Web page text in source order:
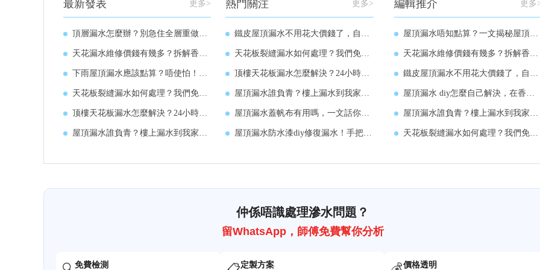
最新發表 更多>
頂層漏水怎麼辦？別急住全層重做防水24小時免費上門檢測
天花漏水維修價錢有幾多？拆解香港市場收費邏輯
下雨屋頂漏水應該點算？唔使怕！免費上門勘察漏水問題
天花板裂縫漏水如何處理？我們免費上門勘察給出維修方案
顶樓天花板漏水怎麼解決？24小時維修服務咨詢
屋頂漏水誰負青？樓上漏水到我家我可以上去打他一頓嗎
編輯推介 更多
屋頂漏水唔知點算？一文揭秘屋頂漏水要找誰
天花漏水維修價錢有幾多？拆解香港市場收費邏輯
鐵皮屋頂漏水不用花大價錢了，自己動手解決不要相信騙局
屋頂漏水 diy怎麼自己解決，在香港處理屋頂漏水
屋頂漏水誰負青？樓上漏水到我家我可以上去打他一頓嗎
天花板裂縫漏水如何處理？我們免費上門勘察給出維修方案
熱門關注 更多>
鐵皮屋頂漏水不用花大價錢了，自己動手解決不要相信騙局
天花板裂縫漏水如何處理？我們免費上門勘察給出維修方案
顶樓天花板漏水怎麼解決？24小時維修服務咨詢
屋頂漏水誰負青？樓上漏水到我家我可以上去打他一頓嗎
屋頂漏水蓋帆布有用嗎，一文話你知真係有用咩？
屋頂漏水防水漆diy修復漏水！手把手包教會
仲係唔識處理滲水問題？
留WhatsApp，師傅免費幫你分析
免費檢測 定製方案 價格透明